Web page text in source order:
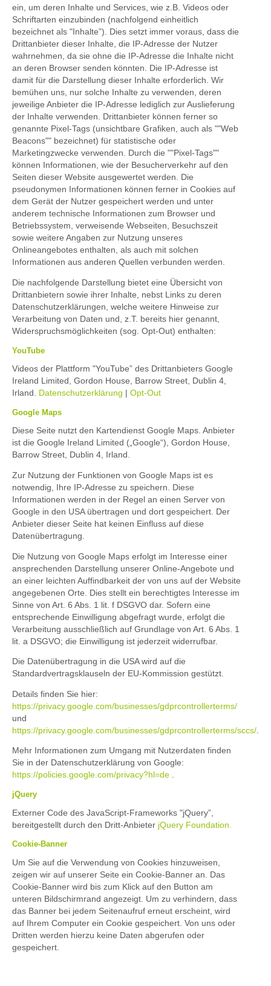
ein, um deren Inhalte und Services, wie z.B. Videos oder
Schriftarten einzubinden (nachfolgend einheitlich
bezeichnet als "Inhalte”). Dies setzt immer voraus, dass die
Drittanbieter dieser Inhalte, die IP-Adresse der Nutzer
wahrnehmen, da sie ohne die IP-Adresse die Inhalte nicht
an deren Browser senden könnten. Die IP-Adresse ist
damit für die Darstellung dieser Inhalte erforderlich. Wir
bemühen uns, nur solche Inhalte zu verwenden, deren
jeweilige Anbieter die IP-Adresse lediglich zur Auslieferung
der Inhalte verwenden. Drittanbieter können ferner so
genannte Pixel-Tags (unsichtbare Grafiken, auch als ""Web
Beacons"" bezeichnet) für statistische oder
Marketingzwecke verwenden. Durch die ""Pixel-Tags""
können Informationen, wie der Besucherverkehr auf den
Seiten dieser Website ausgewertet werden. Die
pseudonymen Informationen können ferner in Cookies auf
dem Gerät der Nutzer gespeichert werden und unter
anderem technische Informationen zum Browser und
Betriebssystem, verweisende Webseiten, Besuchszeit
sowie weitere Angaben zur Nutzung unseres
Onlineangebotes enthalten, als auch mit solchen
Informationen aus anderen Quellen verbunden werden.
Die nachfolgende Darstellung bietet eine Übersicht von
Drittanbietern sowie ihrer Inhalte, nebst Links zu deren
Datenschutzerklärungen, welche weitere Hinweise zur
Verarbeitung von Daten und, z.T. bereits hier genannt,
Widerspruchsmöglichkeiten (sog. Opt-Out) enthalten:
YouTube
Videos der Plattform "YouTube” des Drittanbieters Google
Ireland Limited, Gordon House, Barrow Street, Dublin 4,
Irland. Datenschutzerklärung Opt-Out
Google Maps
Diese Seite nutzt den Kartendienst Google Maps. Anbieter
ist die Google Ireland Limited („Google“), Gordon House,
Barrow Street, Dublin 4, Irland.
Zur Nutzung der Funktionen von Google Maps ist es
notwendig, Ihre IP-Adresse zu speichern. Diese
Informationen werden in der Regel an einen Server von
Google in den USA übertragen und dort gespeichert. Der
Anbieter dieser Seite hat keinen Einfluss auf diese
Datenübertragung.
Die Nutzung von Google Maps erfolgt im Interesse einer
ansprechenden Darstellung unserer Online-Angebote und
an einer leichten Auffindbarkeit der von uns auf der Website
angegebenen Orte. Dies stellt ein berechtigtes Interesse im
Sinne von Art. 6 Abs. 1 lit. f DSGVO dar. Sofern eine
entsprechende Einwilligung abgefragt wurde, erfolgt die
Verarbeitung ausschließlich auf Grundlage von Art. 6 Abs. 1
lit. a DSGVO; die Einwilligung ist jederzeit widerrufbar.
Die Datenübertragung in die USA wird auf die
Standardvertragsklauseln der EU-Kommission gestützt.
Details finden Sie hier:
https://privacy.google.com/businesses/gdprcontrollerterms/
und
https://privacy.google.com/businesses/gdprcontrollerterms/sccs/
Mehr Informationen zum Umgang mit Nutzerdaten finden
Sie in der Datenschutzerklärung von Google:
https://policies.google.com/privacy?hl=de .
jQuery
Externer Code des JavaScript-Frameworks "jQuery”,
bereitgestellt durch den Dritt-Anbieter jQuery Foundation.
Cookie-Banner
Um Sie auf die Verwendung von Cookies hinzuweisen,
zeigen wir auf unserer Seite ein Cookie-Banner an. Das
Cookie-Banner wird bis zum Klick auf den Button am
unteren Bildschirmrand angezeigt. Um zu verhindern, dass
das Banner bei jedem Seitenaufruf erneut erscheint, wird
auf Ihrem Computer ein Cookie gespeichert. Von uns oder
Dritten werden hierzu keine Daten abgerufen oder
gespeichert.